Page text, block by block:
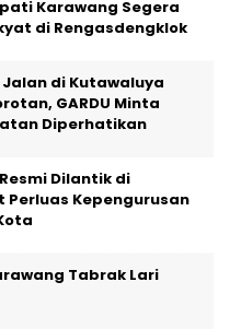
Karawang Segera
di Rengasdengklok
di Kutawaluya
GARDU Minta
Diperhatikan
Dilantik di
Perluas Kepengurusan
Tabrak Lari